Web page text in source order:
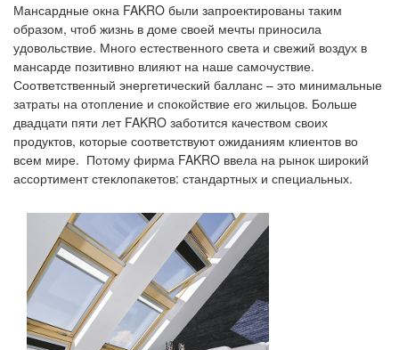
Мансардные окна FAKRO были запроектированы таким
образом, чтоб жизнь в доме своей мечты приносила
удовольствие. Много естественного света и свежий воздух в
мансарде позитивно влияют на наше самочуствие.
Соответственный энергетический балланс – это минимальные
затраты на отопление и спокойствие его жильцов. Больше
двадцати пяти летFAKRO заботится качеством своих
продуктов, которые соответствуют ожиданиям клиентов во
всем мире. Потому фирма FAKRO ввела на рынок широкий
ассортимент стеклопакетов: стандартных и специальных.